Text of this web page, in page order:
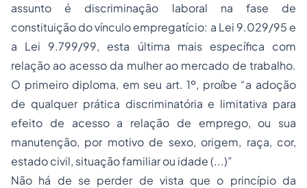
assunto é discriminação laboral na fase de
constituição do vínculo empregatício: a Lei 9.029/95 e
a Lei 9.799/99, esta última mais específica com
relação ao acesso da mulher ao mercado de trabalho.
O primeiro diploma, em seu art. 1º, proíbe “a adoção
de qualquer prática discriminatória e limitativa para
efeito de acesso a relação de emprego, ou sua
manutenção, por motivo de sexo, origem, raça, cor,
estado civil, situação familiar ou idade (...)”
Não há de se perder de vista que o princípio da